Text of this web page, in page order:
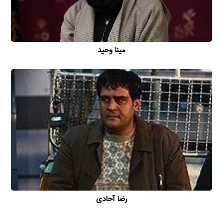
مینا وحید
رضا آحادی